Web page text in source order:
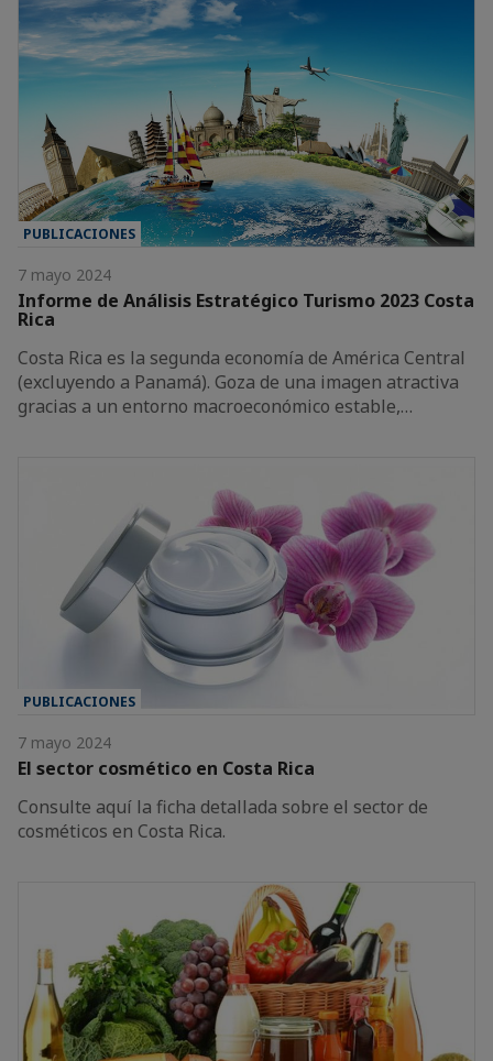
PUBLICACIONES
7 mayo 2024
Informe de Análisis Estratégico Turismo 2023 Costa
Rica
Costa Rica es la segunda economía de América Central
(excluyendo a Panamá). Goza de una imagen atractiva
gracias a un entorno macroeconómico estable,…
PUBLICACIONES
7 mayo 2024
El sector cosmético en Costa Rica
Consulte aquí la ficha detallada sobre el sector de
cosméticos en Costa Rica.